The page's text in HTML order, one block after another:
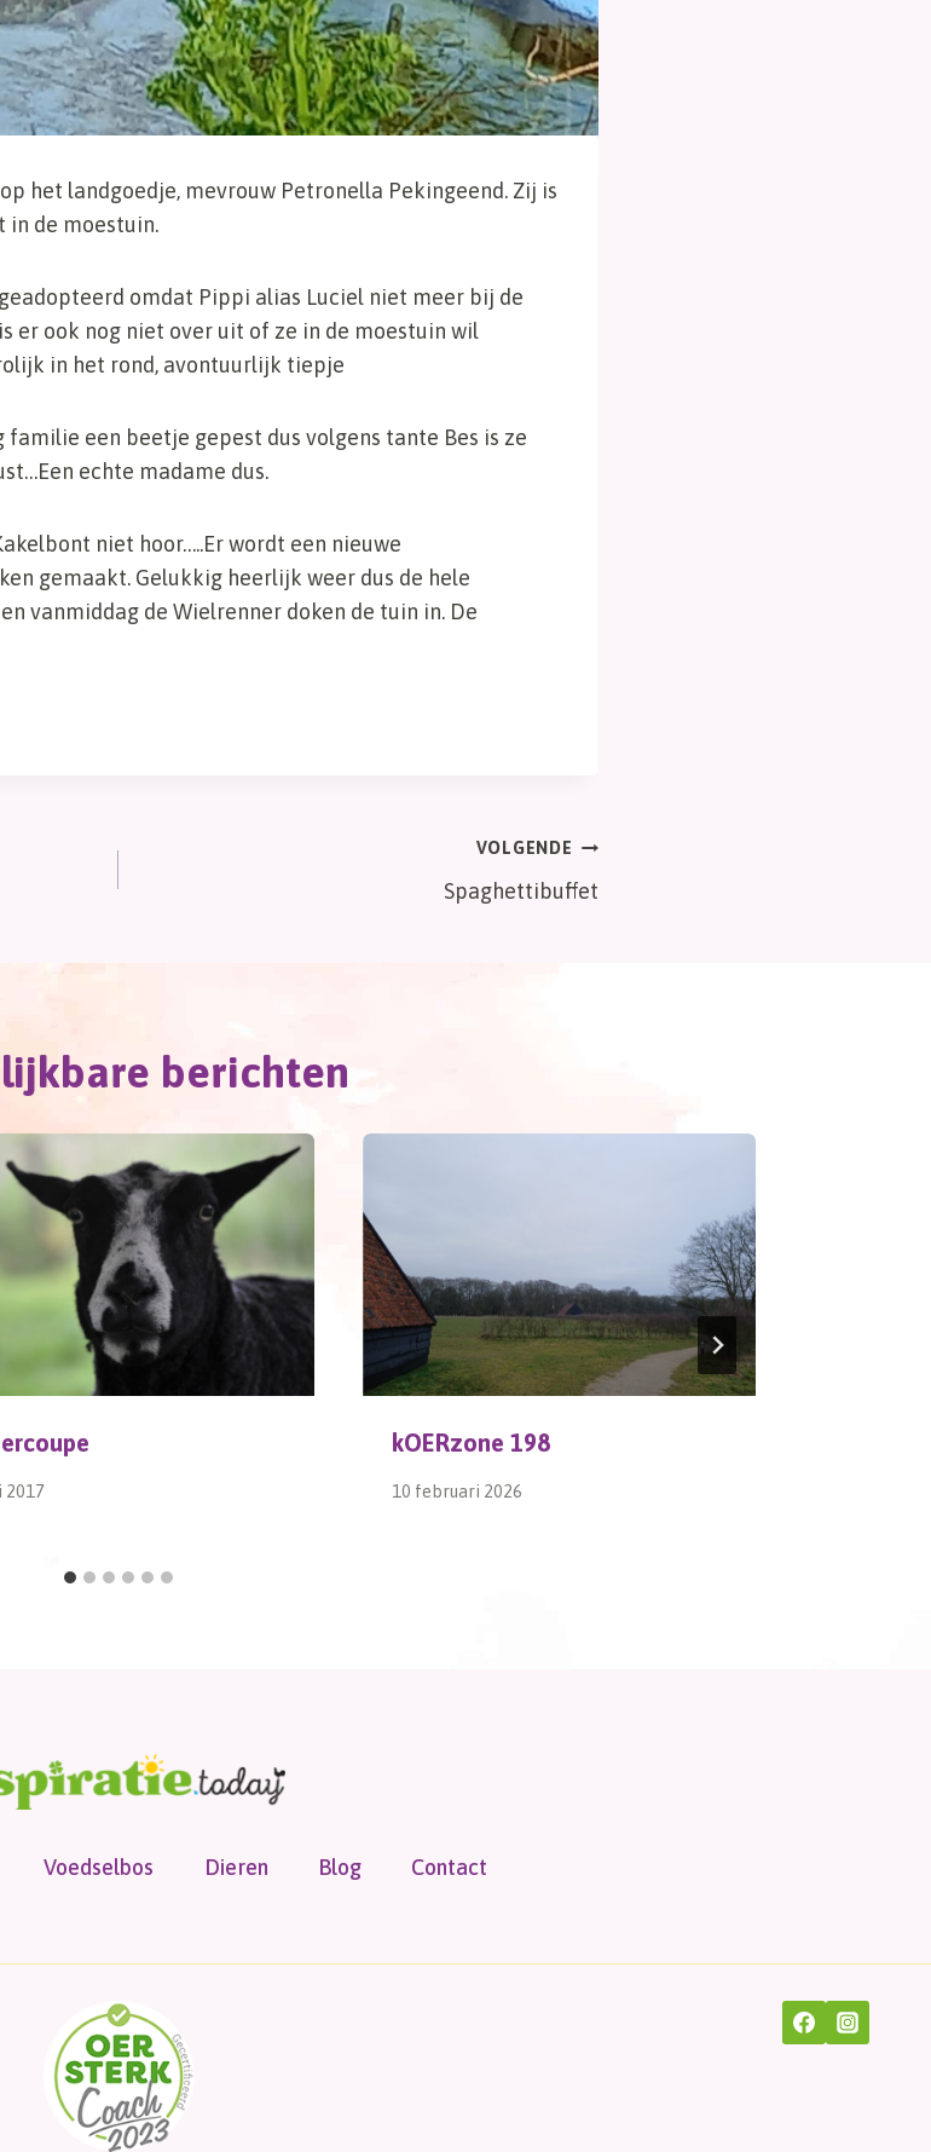
het landgoedje, mevrouw Petronella Pekingeend. Zij is
in de moestuin.
omdat Pippi alias Luciel niet meer bij de
er ook nog niet over uit of ze in de moestuin wil
in het rond, avontuurlijk tiepje
een beetje gepest dus volgens tante Bes is ze
echte madame dus.
niet hoor…..Er wordt een nieuwe
gemaakt. Gelukkig heerlijk weer dus de hele
vanmiddag de Wielrenner doken de tuin in. De
VOLGENDE
Spaghettibuffet
berichten
2017
kOERzone 198
10 februari 2026
Voedselbos Dieren Blog Contact